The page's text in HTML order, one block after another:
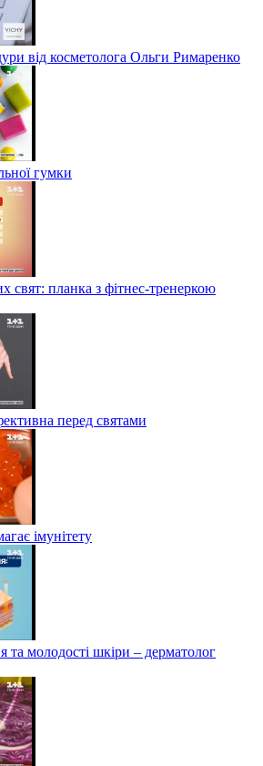
від косметолога Ольги Римаренко
гумки
свят: планка з фітнес-тренеркою
перед святами
імунітету
та молодості шкіри – дерматолог